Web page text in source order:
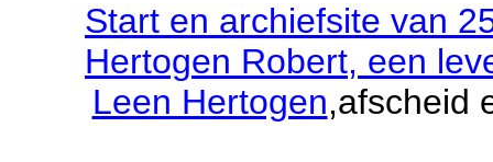
Start en archiefsite van
Hertogen Robert, een
Leen Hertogen